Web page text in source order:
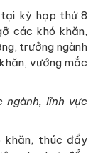
tại kỳ họp thứ 8
các khó khăn,
trưởng ngành
vướng mắc
ngành, lĩnh vực
khăn, thúc đẩy